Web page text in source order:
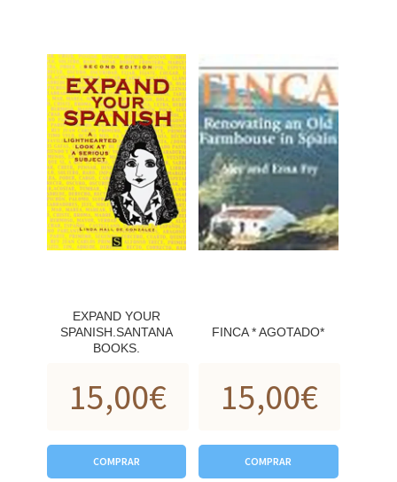
EXPAND YOUR
SPANISH.SANTANA
BOOKS.
15,00€
COMPRAR
FINCA * AGOTADO*
15,00€
COMPRAR